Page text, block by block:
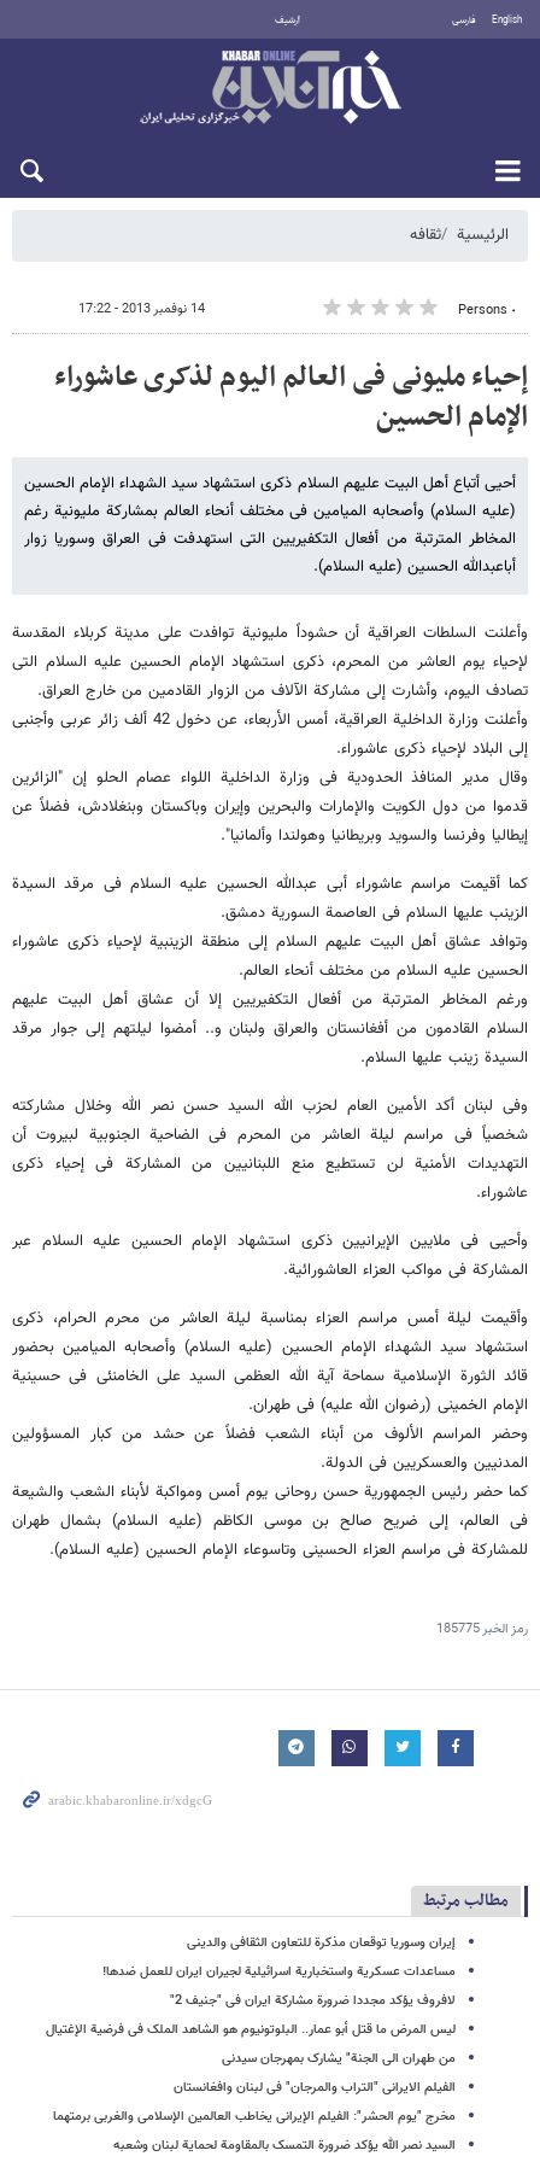
English فارسی أرشيف
الرئيسية ثقافه
٠ Persons 14 نوفمبر 2013 - 17:22
إحیاء ملیونی فی العالم الیوم لذکرى عاشوراء
الإمام الحسین
أحیی أتباع أهل البیت علیهم السلام ذکری استشهاد سید الشهداء الإمام الحسین
(علیه السلام) وأصحابه المیامین فی مختلف أنحاء العالم بمشارکة ملیونیة رغم
المخاطر المترتبة من أفعال التکفیریین التی استهدفت فی العراق وسوریا زوار
أباعبدالله الحسین (علیه السلام).
وأعلنت السلطات العراقیة أن حشوداً ملیونیة توافدت على مدینة کربلاء المقدسة
لإحیاء یوم العاشر من المحرم، ذکرى استشهاد الإمام الحسین علیه السلام التی
تصادف الیوم، وأشارت إلى مشارکة الآلاف من الزوار القادمین من خارج العراق.
وأعلنت وزارة الداخلیة العراقیة، أمس الأربعاء، عن دخول 42 ألف زائر عربی وأجنبی
إلى البلاد لإحیاء ذکرى عاشوراء.
وقال مدیر المنافذ الحدودیة فی وزارة الداخلیة اللواء عصام الحلو إن "الزائرین
قدموا من دول الکویت والإمارات والبحرین وإیران وباکستان وبنغلادش، فضلاً عن
إیطالیا وفرنسا والسوید وبریطانیا وهولندا وألمانیا".
کما أقیمت مراسم عاشوراء أبی عبدالله الحسین علیه السلام فی مرقد السیدة
الزینب علیها السلام فی العاصمة السوریة دمشق.
وتوافد عشاق أهل البیت علیهم السلام إلی منطقة الزینبیة لإحیاء ذکری عاشوراء
الحسین علیه السلام من مختلف أنحاء العالم.
ورغم المخاطر المترتبة من أفعال التکفیریین إلا أن عشاق أهل البیت علیهم
السلام القادمون من أفغانستان والعراق ولبنان و.. أمضوا لیلتهم إلی جوار مرقد
السیدة زینب علیها السلام.
وفی لبنان أکد الأمین العام لحزب الله السید حسن نصر الله وخلال مشارکته
شخصیاً فی مراسم لیلة العاشر من المحرم فی الضاحیة الجنوبیة لبیروت أن
التهدیدات الأمنیة لن تستطیع منع اللبنانیین من المشارکة فی إحیاء ذکرى
عاشوراء.
وأحیی فی ملایین الإیرانیین ذکرى استشهاد الإمام الحسین علیه السلام عبر
المشارکة فی مواکب العزاء العاشورائیة.
وأقیمت لیلة أمس مراسم العزاء بمناسبة لیلة العاشر من محرم الحرام، ذکری
استشهاد سید الشهداء الإمام الحسین (علیه السلام) وأصحابه المیامین بحضور
قائد الثورة الإسلامیة سماحة آیة الله العظمی السید علی الخامنئی فی حسینیة
الإمام الخمینی (رضوان الله علیه) فی طهران.
وحضر المراسم الألوف من أبناء الشعب فضلاً عن حشد من کبار المسؤولین
المدنیین والعسکریین فی الدولة.
کما حضر رئیس الجمهوریة حسن روحانی یوم أمس ومواکبة لأبناء الشعب والشیعة
فی العالم، إلی ضریح صالح بن موسی الکاظم (علیه السلام) بشمال طهران
للمشارکة فی مراسم العزاء الحسینی وتاسوعاء الإمام الحسین (علیه السلام).
رمز الخبر185775
مطالب مرتبط
إیران وسوریا توقعان مذکرة للتعاون الثقافی والدینی
مساعدات عسکریة واستخباریة اسرائیلیة لجیران ایران للعمل ضدها!
لافروف یؤکد مجددا ضرورة مشارکة ایران فی "جنیف 2"
لیس المرض ما قتل أبو عمار.. البلوتونیوم هو الشاهد الملک فی فرضیة الإغتیال
من طهران الى الجنة" یشارک بمهرجان سیدنی
الفیلم الایرانی "التراب والمرجان" فی لبنان وافغانستان
مخرج "یوم الحشر": الفیلم الإیرانی یخاطب العالمین الإسلامی والغربی برمتهما
السید نصر الله یؤکد ضرورة التمسک بالمقاومة لحمایة لبنان وشعبه